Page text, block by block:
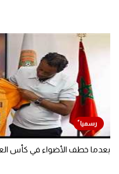
بعدما خطف الأضواء في كأس